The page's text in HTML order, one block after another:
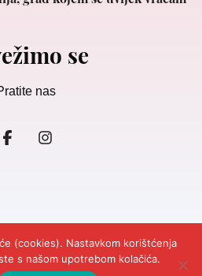
se
nas
Gora.Design and DevelopmentCubes.
(cookies). Nastavkom korištćenja
s našom upotrebom kolačića.